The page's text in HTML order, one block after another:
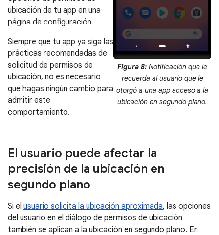
Figura 8: Notificación que le
recuerda al usuario que le
otorgó a una app acceso a la
ubicación en segundo plano.
ubicación de tu app en una
página de configuración.
Siempre que tu app ya siga las
prácticas recomendadas de
solicitud de permisos de
ubicación, no es necesario
que hagas ningún cambio para
admitir este
comportamiento.
El usuario puede afectar la
precisión de la ubicación en
segundo plano
Si el usuario solicita la ubicación aproximada, las opciones
del usuario en el diálogo de permisos de ubicación
también se aplican a la ubicación en segundo plano. En